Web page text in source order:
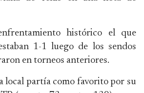
histórico el que
1-1 luego de los sendos
en torneos anteriores.
local partía como favorito por su